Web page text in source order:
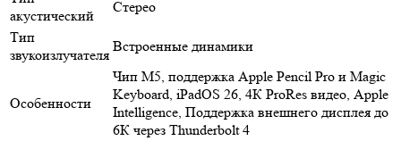
акустический
Стерео
Тип
звукоизлучателя
Встроенные динамики
Особенности
Чип М5, поддержка Apple Pencil Pro и Magic
Keyboard, iPadOS 26, 4К ProRes видео, Apple
Intelligence, Поддержка внешнего дисплея до
6К через Thunderbolt 4